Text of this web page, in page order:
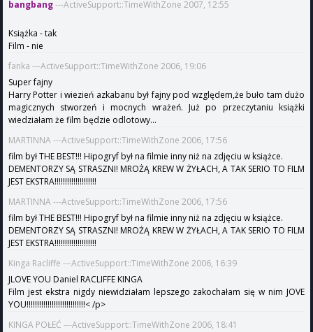
bangbang---ActiveSupport::TimeWithZone 2007, 12:55
Książka - tak
Film - nie
fanka ---ActiveSupport::TimeWithZone 2006, 19:06
Super fajny
Harry Potter i wiezień azkabanu był fajny pod względem,że buło tam dużo
magicznych stworzeń i mocnych wrażeń. Już po przeczytaniu książki
wiedziałam że film będzie odlotowy...
MARTINNA ---ActiveSupport::TimeWithZone 2006, 17:56
film był THE BEST!!! Hipogryf był na filmie inny niż na zdjęciu w książce.
DEMENTORZY SĄ STRASZNI! MROŻĄ KREW W ŻYŁACH, A TAK SERIO TO FILM
JEST EKSTRA!!!!!!!!!!!!!!!!!!!!
MARTINNA ---ActiveSupport::TimeWithZone 2006, 17:56
film był THE BEST!!! Hipogryf był na filmie inny niż na zdjęciu w książce.
DEMENTORZY SĄ STRASZNI! MROŻĄ KREW W ŻYŁACH, A TAK SERIO TO FILM
JEST EKSTRA!!!!!!!!!!!!!!!!!!!!
Kinga Racliffe ---ActiveSupport::TimeWithZone 2006, 16:39
JLOVE YOU Daniel RACLIFFE KINGA
Film jest ekstra nigdy niewidziałam lepszego zakochałam się w nim JOVE
YOU!!!!!!!!!!!!!!!!!!!!!!!!!!!!< /p>
KINGA POŁEĆ ---ActiveSupport::TimeWithZone 2006, 18:41